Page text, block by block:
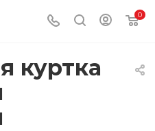
0
куртка